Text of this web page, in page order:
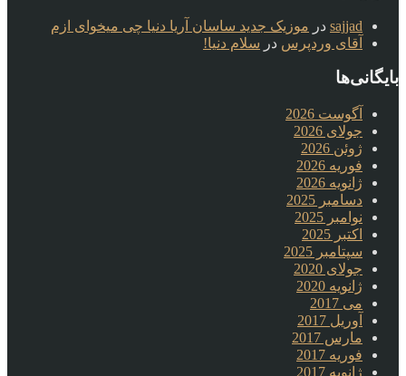
sajjad در موزیک جدید ساسان آریا دنیا چی میخوای ازم
آقای وردپرس در سلام دنیا!
بایگانی‌ها
آگوست 2026
جولای 2026
ژوئن 2026
فوریه 2026
ژانویه 2026
دسامبر 2025
نوامبر 2025
اکتبر 2025
سپتامبر 2025
جولای 2020
ژانویه 2020
می 2017
آوریل 2017
مارس 2017
فوریه 2017
ژانویه 2017